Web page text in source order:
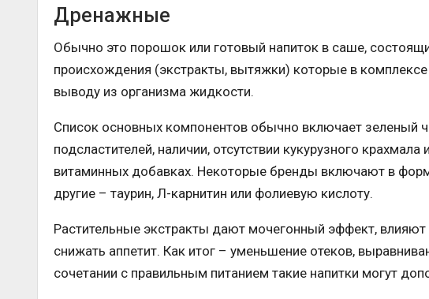
Дренажные
Обычно это порошок или готовый напиток в саше,
происхождения (экстракты, вытяжки) которые в
выводу из организма жидкости.
Список основных компонентов обычно включает зеленый
подсластителей, наличии, отсутствии кукурузного
витаминных добавках. Некоторые бренды включают в
другие – таурин, Л-карнитин или фолиевую кислоту.
Растительные экстракты дают мочегонный эффект,
снижать аппетит. Как итог – уменьшение отеков,
сочетании с правильным питанием такие напитки могут